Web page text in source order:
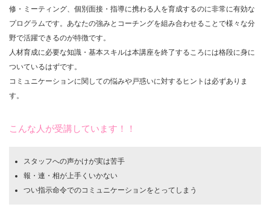
修・ミーティング、個別面接・指導に携わる人を育成するのに非常に有効な
プログラムです。あなたの強みとコーチングを組み合わせることで様々な分
野で活躍できるのが特徴です。
人材育成に必要な知識・基本スキルは本講座を終了するころには格段に身に
ついているはずです。
コミュニケーションに関しての悩みや戸惑いに対するヒントは必ずありま
す。
こんな人が受講しています！！
スタッフへの声かけが実は苦手
報・連・相が上手くいかない
つい指示命令でのコミュニケーションをとってしまう